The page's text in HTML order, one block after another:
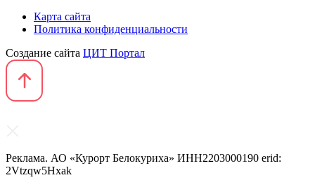
Карта сайта
Политика конфиденциальности
Создание сайта ЦИТ Портал
Реклама. АО «Курорт Белокуриха» ИНН2203000190 erid:
2Vtzqw5Hxak